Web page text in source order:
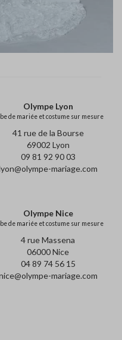
Olympe Lyon
de mariée et costume sur mesure
41 rue de la Bourse
69002 Lyon
09 81 92 90 03
mariage.com
Olympe Nice
de mariée et costume sur mesure
4 rue Massena
06000 Nice
04 89 74 56 15
mariage.com